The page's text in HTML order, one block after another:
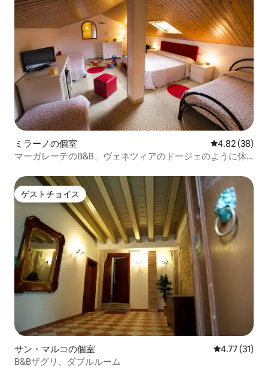
ミラーノの個室 レビュー38
4.82 (38)
マーガレーテのB&B、ヴェネツィアのドージェのように休
ゲストチョイス
ゲストチョイス
サン・マルコの個室 レビュー31
4.77 (31)
B&Bザグリ、ダブルルーム